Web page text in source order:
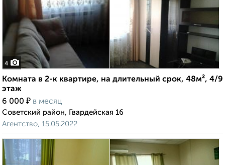
4
Комната в 2-к квартире, на длительный срок, 48м², 4/9
этаж
6 000 ₽ в месяц
Советский район, Гвардейская 16
Агентство, 15.05.2022